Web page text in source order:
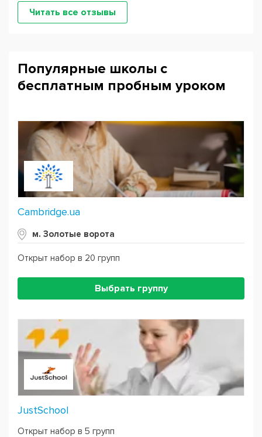
Читать все отзывы
Популярные школы с
бесплатным пробным уроком
Cambridge.ua
м. Золотые ворота
Открыт набор в 20 групп
Выбрать группу
JustSchool
Открыт набор в 5 групп